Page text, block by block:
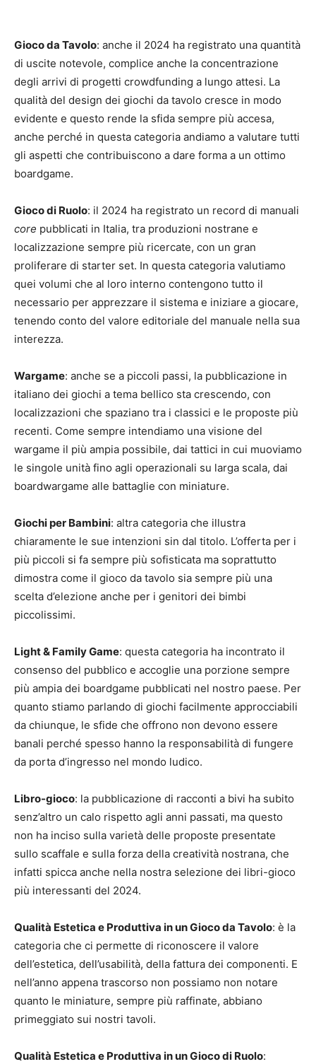
Gioco da Tavolo: anche il 2024 ha registrato una quantità
di uscite notevole, complice anche la concentrazione
degli arrivi di progetti crowdfunding a lungo attesi. La
qualità del design dei giochi da tavolo cresce in modo
evidente e questo rende la sfida sempre più accesa,
anche perché in questa categoria andiamo a valutare tutti
gli aspetti che contribuiscono a dare forma a un ottimo
boardgame.
Gioco di Ruolo: il 2024 ha registrato un record di manuali
core pubblicati in Italia, tra produzioni nostrane e
localizzazione sempre più ricercate, con un gran
proliferare di starter set. In questa categoria valutiamo
quei volumi che al loro interno contengono tutto il
necessario per apprezzare il sistema e iniziare a giocare,
tenendo conto del valore editoriale del manuale nella sua
interezza.
Wargame: anche se a piccoli passi, la pubblicazione in
italiano dei giochi a tema bellico sta crescendo, con
localizzazioni che spaziano tra i classici e le proposte più
recenti. Come sempre intendiamo una visione del
wargame il più ampia possibile, dai tattici in cui muoviamo
le singole unità fino agli operazionali su larga scala, dai
boardwargame alle battaglie con miniature.
Giochi per Bambini: altra categoria che illustra
chiaramente le sue intenzioni sin dal titolo. L’offerta per i
più piccoli si fa sempre più sofisticata ma soprattutto
dimostra come il gioco da tavolo sia sempre più una
scelta d’elezione anche per i genitori dei bimbi
piccolissimi.
Light & Family Game: questa categoria ha incontrato il
consenso del pubblico e accoglie una porzione sempre
più ampia dei boardgame pubblicati nel nostro paese. Per
quanto stiamo parlando di giochi facilmente approcciabili
da chiunque, le sfide che offrono non devono essere
banali perché spesso hanno la responsabilità di fungere
da porta d’ingresso nel mondo ludico.
Libro-gioco: la pubblicazione di racconti a bivi ha subito
senz’altro un calo rispetto agli anni passati, ma questo
non ha inciso sulla varietà delle proposte presentate
sullo scaffale e sulla forza della creatività nostrana, che
infatti spicca anche nella nostra selezione dei libri-gioco
più interessanti del 2024.
Qualità Estetica e Produttiva in un Gioco da Tavolo: è la
categoria che ci permette di riconoscere il valore
dell’estetica, dell’usabilità, della fattura dei componenti. E
nell’anno appena trascorso non possiamo non notare
quanto le miniature, sempre più raffinate, abbiano
primeggiato sui nostri tavoli.
Qualità Estetica e Produttiva in un Gioco di Ruolo: